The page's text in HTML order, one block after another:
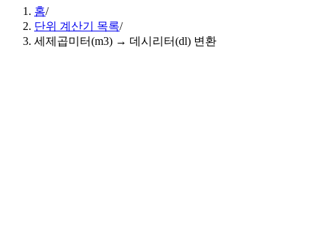
홈/
단위 계산기 목록/
세제곱미터(m3) → 데시리터(dl) 변환